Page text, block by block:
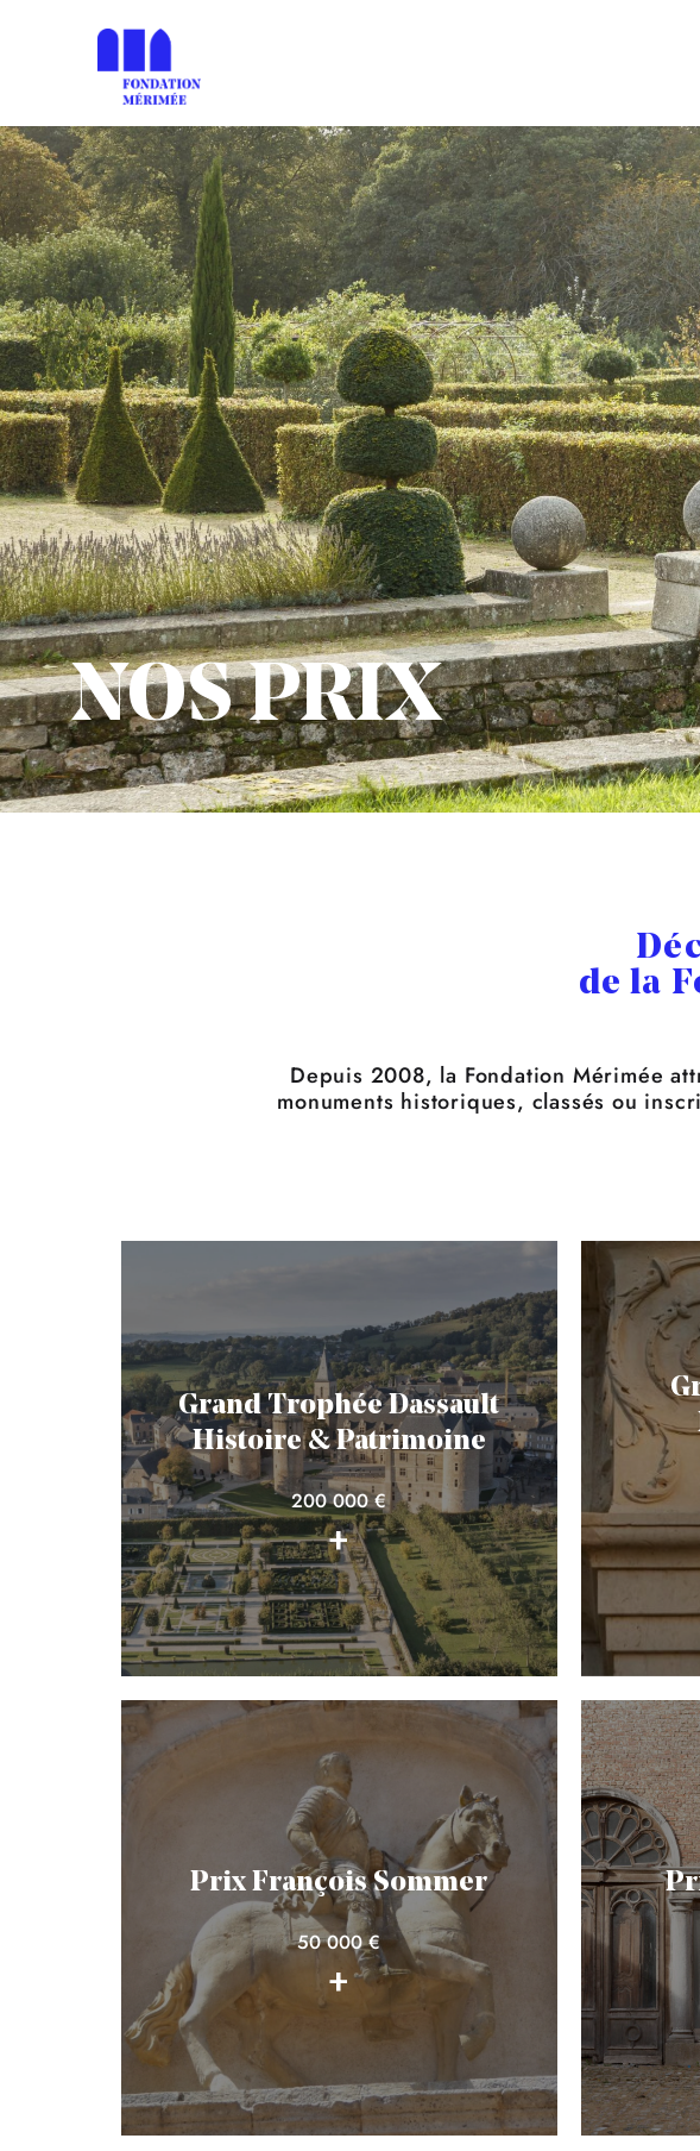
NOS PRIX
de la
Depuis 2008, la Fondation Mérimée
monuments historiques, classés ou
Grand Trophée Dassault
Histoire & Patrimoine
200 000 €
+
Prix François Sommer
50 000 €
+